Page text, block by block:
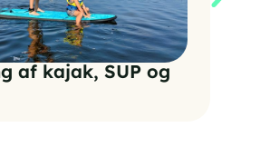
af kajak, SUP og